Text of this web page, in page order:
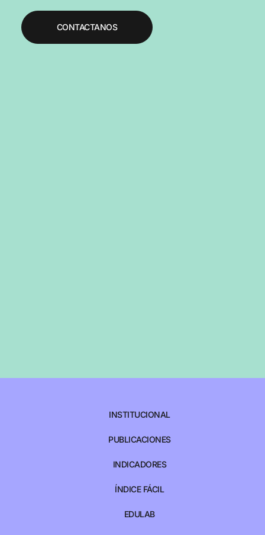
CONTACTANOS
INSTITUCIONAL
PUBLICACIONES
INDICADORES
ÍNDICE FÁCIL
EDULAB